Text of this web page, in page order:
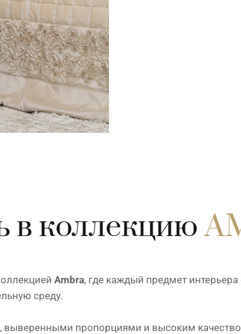
в коллекцию
Ambra, где каждый предмет интерьера
среду.
пропорциями и высоким